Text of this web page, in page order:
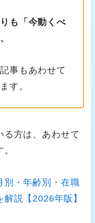
も「今動くべ
事もあわせて
す。
る方は、あわせて
別・年齢別・在職
説【2026年版】